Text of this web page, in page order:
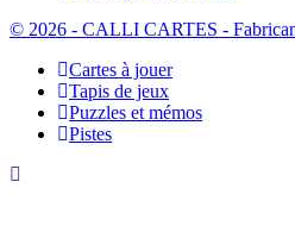
© 2026 - CALLI CARTES -
Cartes à jouer
Tapis de jeux
Puzzles et mémos
Pistes